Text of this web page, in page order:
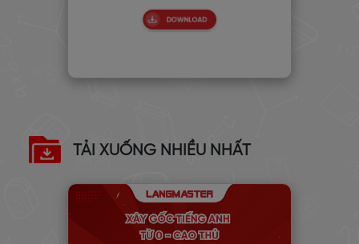
TẢI XUỐNG NHIỀU NHẤT